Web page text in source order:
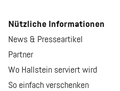
Nützliche Informationen
News & Presseartikel
Partner
Wo Hallstein serviert wird
So einfach verschenken